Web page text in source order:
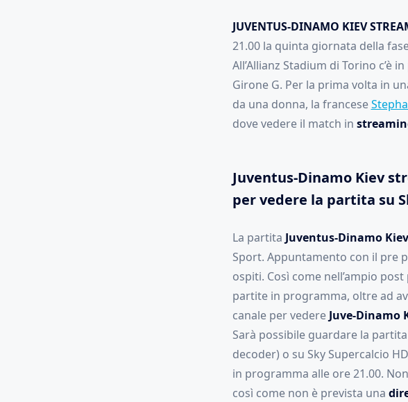
JUVENTUS-DINAMO KIEV
21.00 la quinta giornata della
All’Allianz Stadium di Torino c’è
Girone G. Per la prima volta in
da una donna, la francese
dove vedere il match in
Juventus-Dinamo Kiev
per vedere la partita su
La partita Juventus-Dinamo Kiev
Sport. Appuntamento con il pre
ospiti. Così come nell’ampio
partite in programma, oltre ad
canale per vedere Juve-Dinamo
Sarà possibile guardare la
decoder) o su Sky Supercalcio
in programma alle ore 21.00.
così come non è prevista una